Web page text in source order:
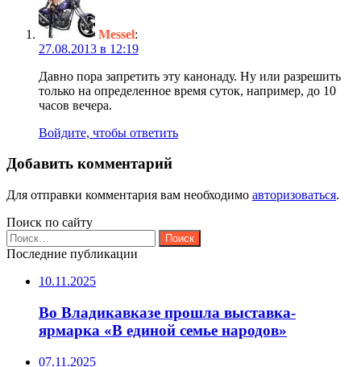
Messel:
27.08.2013 в 12:19
Давно пора запретить эту канонаду. Ну или разрешить
только на определенное время суток, например, до 10
часов вечера.
Войдите, чтобы ответить
Добавить комментарий
Для отправки комментария вам необходимо авторизоваться.
Поиск по сайту
Найти:
Последние публикации
10.11.2025
Во Владикавказе прошла выставка-
ярмарка «В единой семье народов»
07.11.2025